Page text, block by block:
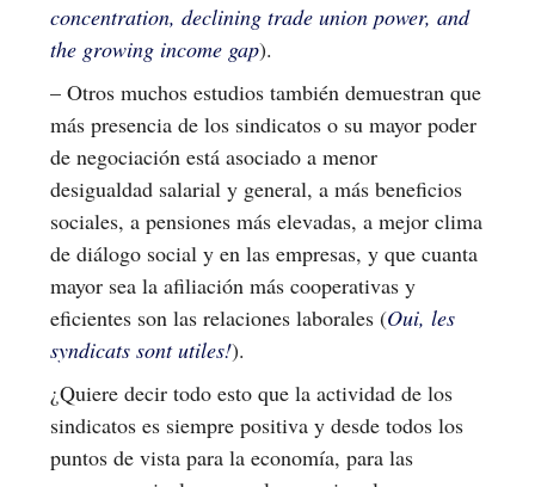
concentration, declining trade union power, and
the growing income gap).
– Otros muchos estudios también demuestran que
más presencia de los sindicatos o su mayor poder
de negociación está asociado a menor
desigualdad salarial y general, a más beneficios
sociales, a pensiones más elevadas, a mejor clima
de diálogo social y en las empresas, y que cuanta
mayor sea la afiliación más cooperativas y
eficientes son las relaciones laborales (Oui, les
syndicats sont utiles!).
¿Quiere decir todo esto que la actividad de los
sindicatos es siempre positiva y desde todos los
puntos de vista para la economía, para las